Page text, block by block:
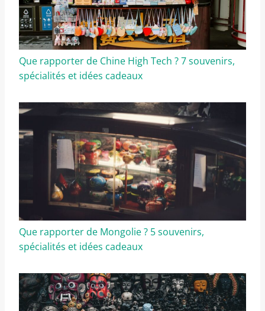
Que rapporter de Chine High Tech ? 7 souvenirs,
spécialités et idées cadeaux
Que rapporter de Mongolie ? 5 souvenirs,
spécialités et idées cadeaux